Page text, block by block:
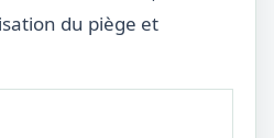
du piège et